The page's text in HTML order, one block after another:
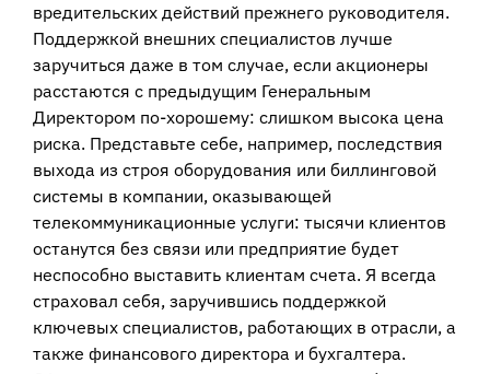
вредительских действий прежнего руководителя.
Поддержкой внешних специалистов лучше
заручиться даже в том случае, если акционеры
расстаются с предыдущим Генеральным
Директором по-хорошему: слишком высока цена
риска. Представьте себе, например, последствия
выхода из строя оборудования или биллинговой
системы в компании, оказывающей
телекоммуникационные услуги: тысячи клиентов
останутся без связи или предприятие будет
неспособно выставить клиентам счета. Я всегда
страховал себя, заручившись поддержкой
ключевых специалистов, работающих в отрасли, а
также финансового директора и бухгалтера.